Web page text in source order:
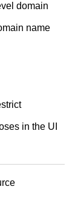
domain
name
in the UI